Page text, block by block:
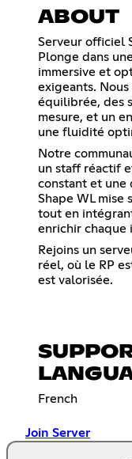
ABOUT
Serveur officiel
Plonge dans
immersive et
exigeants.
équilibrée, des
mesure, et un
une fluidité
Notre
un staff réactif
constant et une
Shape WL mise
tout en
enrichir chaque
Rejoins un
réel, où le RP
est valorisée.
French
Join Server